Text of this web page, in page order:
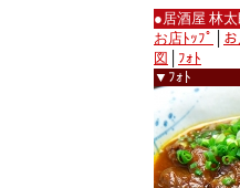
●居酒屋 林
お店ﾄｯﾌﾟ
図
ﾌｫﾄ
▼ﾌｫﾄ